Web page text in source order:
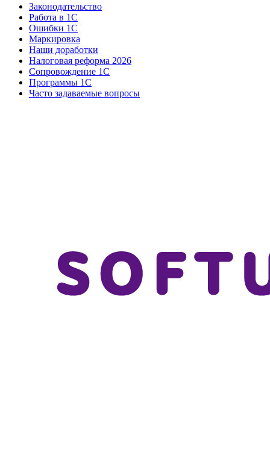
Законодательство
Работа в 1С
Ошибки 1С
Маркировка
Наши доработки
Налоговая реформа 2026
Сопровождение 1С
Программы 1С
Часто задаваемые вопросы